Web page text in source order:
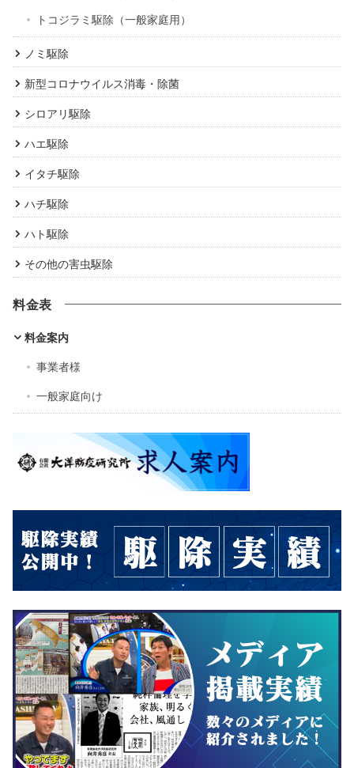
トコジラミ駆除（一般家庭用）
ノミ駆除
新型コロナウイルス消毒・除菌
シロアリ駆除
ハエ駆除
イタチ駆除
ハチ駆除
ハト駆除
その他の害虫駆除
料金表
料金案内
事業者様
一般家庭向け